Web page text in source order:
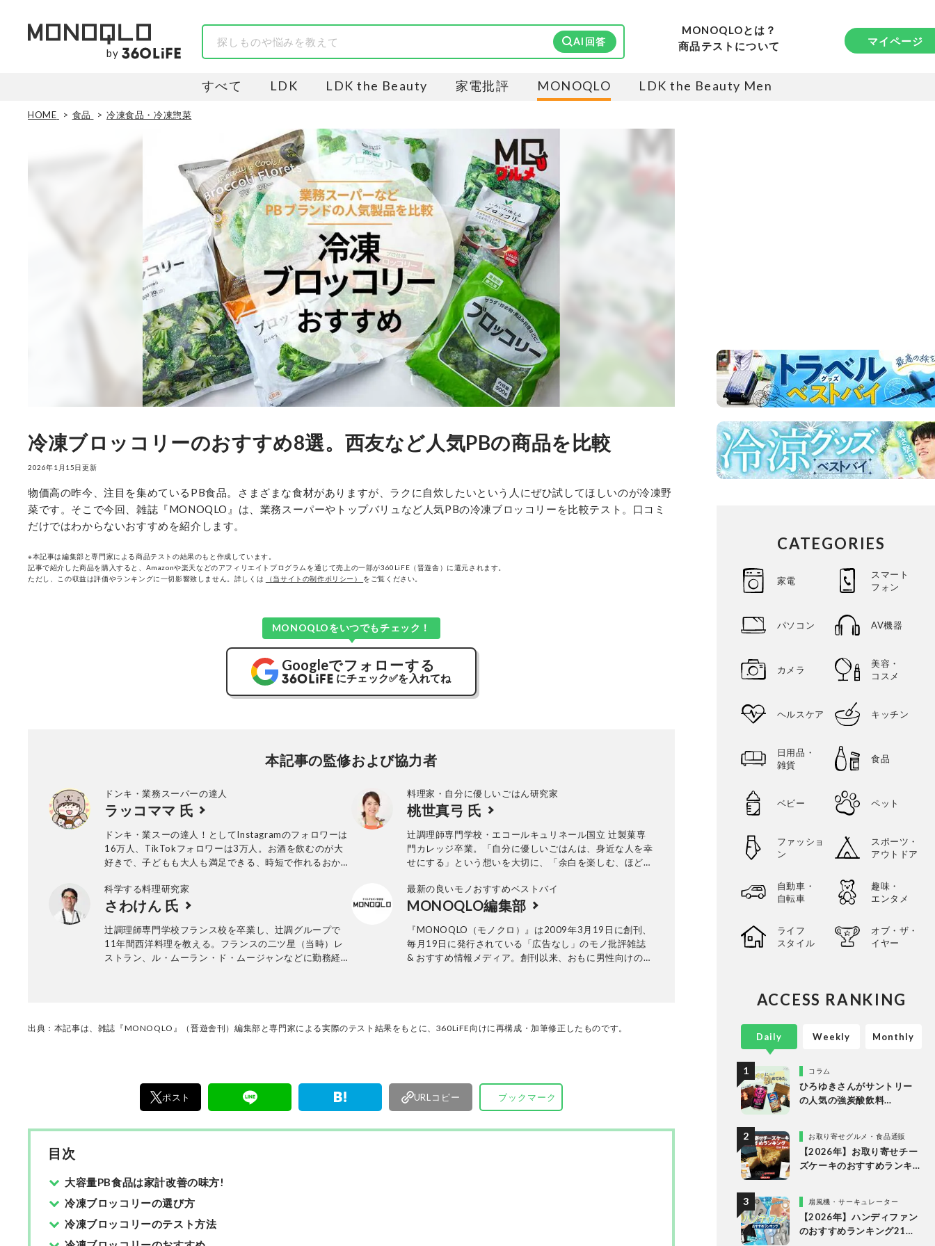
by
AI回答
MONOQLOとは？
商品テストについて
マイページ
すべて LDK LDK the Beauty 家電批評 MONOQLO LDK the Beauty Men
HOME 食品 冷凍食品・冷凍惣菜
冷凍ブロッコリーのおすすめ8選。西友など人気PBの商品を比較
2026年1月15日更新
物価高の昨今、注目を集めているPB食品。さまざまな食材がありますが、ラクに自炊したいという人にぜひ試してほしいのが冷凍野
菜です。そこで今回、雑誌『MONOQLO』は、業務スーパーやトップバリュなど人気PBの冷凍ブロッコリーを比較テスト。口コミ
だけではわからないおすすめを紹介します。
※本記事は編集部と専門家による商品テストの結果のもと作成しています。
記事で紹介した商品を購入すると、Amazonや楽天などのアフィリエイトプログラムを通じて売上の一部が360LiFE（晋遊舎）に還元されます。
ただし、この収益は評価やランキングに一切影響致しません。詳しくは
（当サイトの制作ポリシー） をご覧ください。
MONOQLOをいつでもチェック！
Googleでフォローする
にチェック✅を入れてね
本記事の監修および協力者
ドンキ・業務スーパーの達人
ラッコママ 氏
ドンキ・業スーの達人！としてInstagramのフォロワーは
16万人、TikTokフォロワーは3万人。お酒を飲むのが大
好きで、子どもも大人も満足できる、時短で作れるおかず
スーパー、コストコ、KALDIが大好きで、購入した商品を
使った節約レシピも多数。
料理家・自分に優しいごはん研究家
桃世真弓 氏
辻調理師専門学校・エコールキュリネール国立 辻製菓専
門カレッジ卒業。「自分に優しいごはんは、身近な人を幸
せにする」という想いを大切に、「余白を楽しむ、ほどほ
いしい、毎日食べたい家庭料理を提案している。雑誌・テ
レビ出演のほか、様々な商品に関するレシピを提供するな
科学する料理研究家
さわけん 氏
辻調理師専門学校フランス校を卒業し、辻調グループで
11年間西洋料理を教える。フランスの二ツ星（当時）レ
ストラン、ル・ムーラン・ド・ムージャンなどに勤務経験
の食品や調味料を実食検証する。食品類だけでなく調理器
最新の良いモノおすすめベストバイ
MONOQLO編集部
『MONOQLO（モノクロ）』は2009年3月19日に創刊、
毎月19日に発行されている「広告なし」のモノ批評雑誌
& おすすめ情報メディア。創刊以来、おもに男性向けの生
11名以上の編集体制で日々の検証・記事制作を行ってい
出典：本記事は、雑誌『MONOQLO』（晋遊舎刊）編集部と専門家による実際のテスト結果をもとに、360LiFE向けに再構成・加筆修正したものです。
ポスト URLコピー ブックマーク
目次
大容量PB食品は家計改善の味方!
冷凍ブロッコリーの選び方
冷凍ブロッコリーのテスト方法
CATEGORIES
家電
スマート
フォン
パソコン AV機器
カメラ
美容・
コスメ
ヘルスケア キッチン
日用品・
雑貨
食品
ベビー ペット
ファッショ
ン
スポーツ・
アウトドア
自動車・
自転車
趣味・
エンタメ
ライフ
スタイル
オブ・ザ・
イヤー
ACCESS RANKING
Daily
コラム
ひろゆきさんがサントリー
の人気の強炭酸飲料
を実飲して食レポ！
お取り寄せグルメ・食品通販
【2026年】お取り寄せチー
ズケーキのおすすめランキ
扇風機・サーキュレーター
【2026年】ハンディファン
のおすすめランキング21
Weekly Monthly